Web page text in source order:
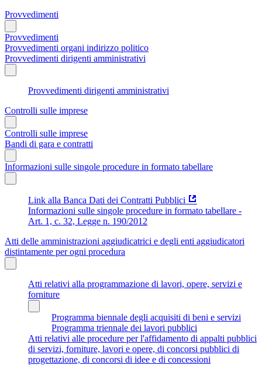
Provvedimenti
Provvedimenti
Provvedimenti organi indirizzo politico
Provvedimenti dirigenti amministrativi
Provvedimenti dirigenti amministrativi
Controlli sulle imprese
Controlli sulle imprese
Bandi di gara e contratti
Informazioni sulle singole procedure in formato tabellare
Link alla Banca Dati dei Contratti Pubblici
Informazioni sulle singole procedure in formato tabellare -
Art. 1, c. 32, Legge n. 190/2012
Atti delle amministrazioni aggiudicatrici e degli enti aggiudicatori
distintamente per ogni procedura
Atti relativi alla programmazione di lavori, opere, servizi e
forniture
Programma biennale degli acquisiti di beni e servizi
Programma triennale dei lavori pubblici
Atti relativi alle procedure per l'affidamento di appalti pubblici
di servizi, forniture, lavori e opere, di concorsi pubblici di
progettazione, di concorsi di idee e di concessioni